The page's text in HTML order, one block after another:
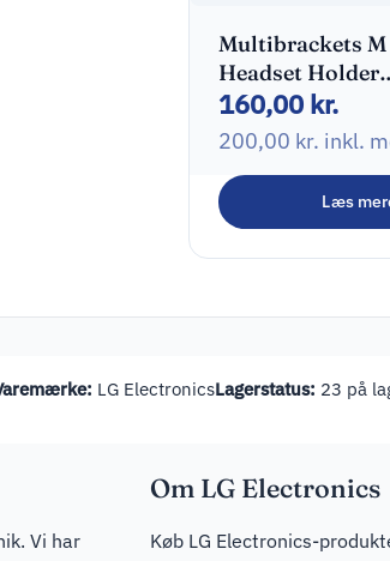
Multibrackets M
Headset Holder
Monteringssæt
Hovedtelefoner /
headsets
160,00 kr.
200,00 kr. inkl.
Læs
LG ElectronicsLagerstatus: 23 på
Vi har
Om LG Electronics
Køb LG Electronics-